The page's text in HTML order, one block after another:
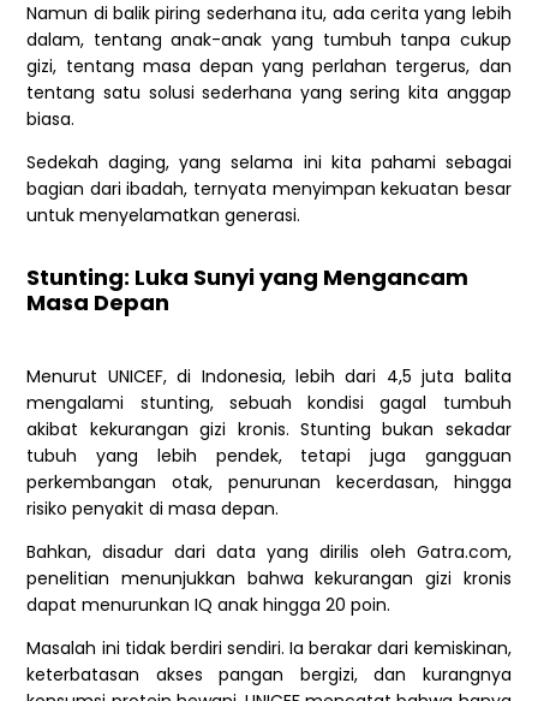
Namun di balik piring sederhana itu, ada cerita yang lebih
dalam, tentang anak-anak yang tumbuh tanpa cukup
gizi, tentang masa depan yang perlahan tergerus, dan
tentang satu solusi sederhana yang sering kita anggap
biasa.
Sedekah daging, yang selama ini kita pahami sebagai
bagian dari ibadah, ternyata menyimpan kekuatan besar
untuk menyelamatkan generasi.
Stunting: Luka Sunyi yang Mengancam
Masa Depan
Menurut UNICEF, di Indonesia, lebih dari 4,5 juta balita
mengalami stunting, sebuah kondisi gagal tumbuh
akibat kekurangan gizi kronis. Stunting bukan sekadar
tubuh yang lebih pendek, tetapi juga gangguan
perkembangan otak, penurunan kecerdasan, hingga
risiko penyakit di masa depan.
Bahkan, disadur dari data yang dirilis oleh Gatra.com,
penelitian menunjukkan bahwa kekurangan gizi kronis
dapat menurunkan IQ anak hingga 20 poin.
Masalah ini tidak berdiri sendiri. Ia berakar dari kemiskinan,
keterbatasan akses pangan bergizi, dan kurangnya